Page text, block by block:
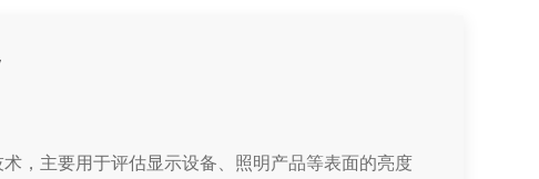
，主要用于评估显示设备、照明产品等表面的亮度